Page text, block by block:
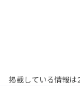
掲載している情報は